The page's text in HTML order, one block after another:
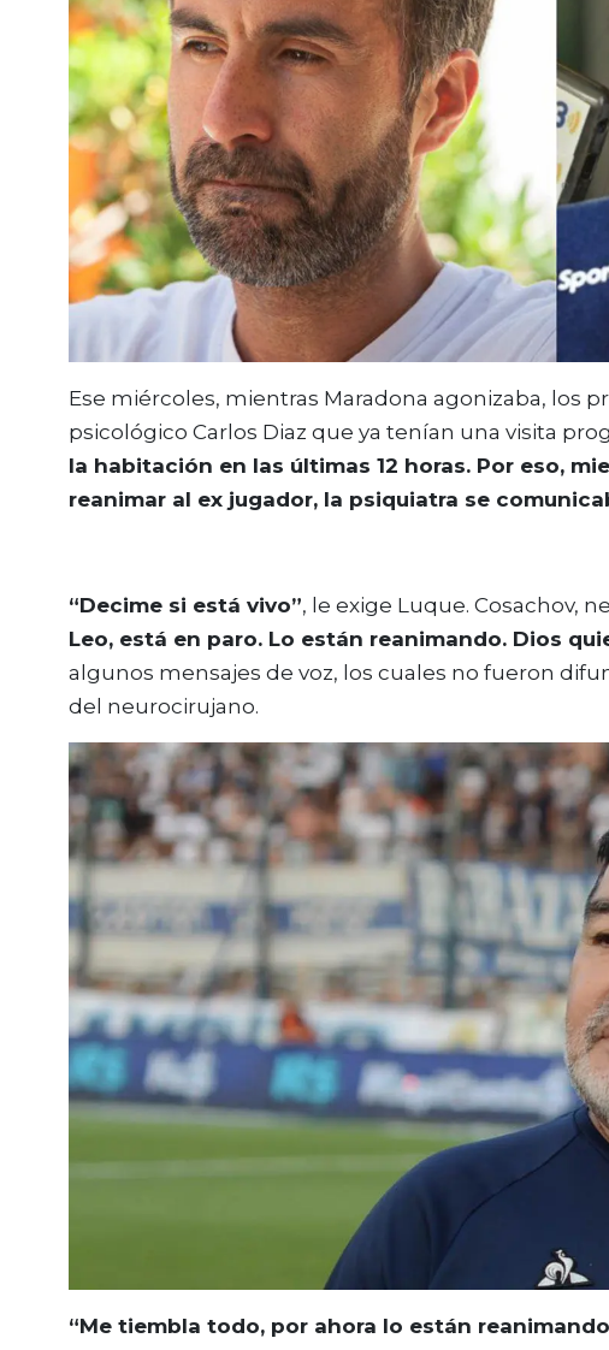
Ese miércoles, mientras Maradona agonizaba, los
psicológico Carlos Diaz que ya tenían una visita
la habitación en las últimas 12 horas. Por eso,
reanimar al ex jugador, la psiquiatra se
“Decime si está vivo”, le exige Luque. Cosachov,
Leo, está en paro. Lo están reanimando. Dios
algunos mensajes de voz, los cuales no fueron
del neurocirujano.
“Me tiembla todo, por ahora lo están